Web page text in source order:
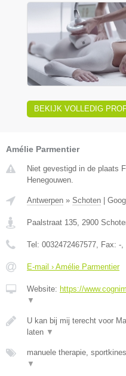
BEKIJK VOLLEDIG
Amélie Parmentier
Niet gevestigd in de plaats
Henegouwen.
Antwerpen » Schoten |
Paalstraat 135 2900
Tel: 0032472467577 , Fax: -
E-mail › Amélie Parmentier
Website: https://
▼
U kan bij mij terecht voor
laten ▼
manuele therapie,
▼